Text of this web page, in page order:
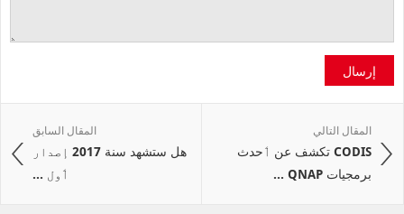
إرسال
المقال السابق
هل ستشهد سنة 2017 إصدار
ٲول ...
المقال التالي
CODIS تكشف عن ٲحدث
برمجيات QNAP ...